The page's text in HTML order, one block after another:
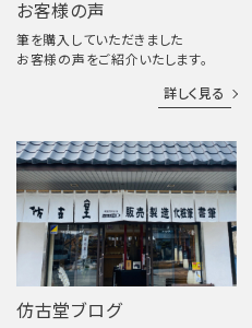
お客様の声
筆を購入していただきました
お客様の声をご紹介いたします。
詳しく見る
仿古堂ブログ